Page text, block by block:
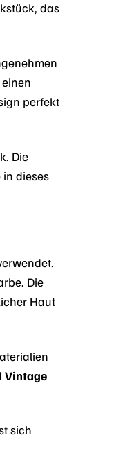
das
perfekt
Die
dieses
Die
Haut
Vintage
sich